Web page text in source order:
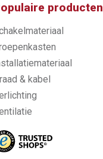
producten
& kabel